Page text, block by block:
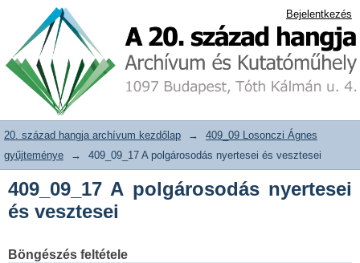
409_09_17 A polgárosodás nyertesei és
vesztesei
20. század hangja archívum adattár Bejelentkezés
20. század hangja archívum kezdőlap →
409_09 Losonczi Ágnes
gyűjteménye
→ 409_09_17 A polgárosodás nyertesei és vesztesei
409_09_17 A polgárosodás nyertesei
és vesztesei
Böngészés feltétele